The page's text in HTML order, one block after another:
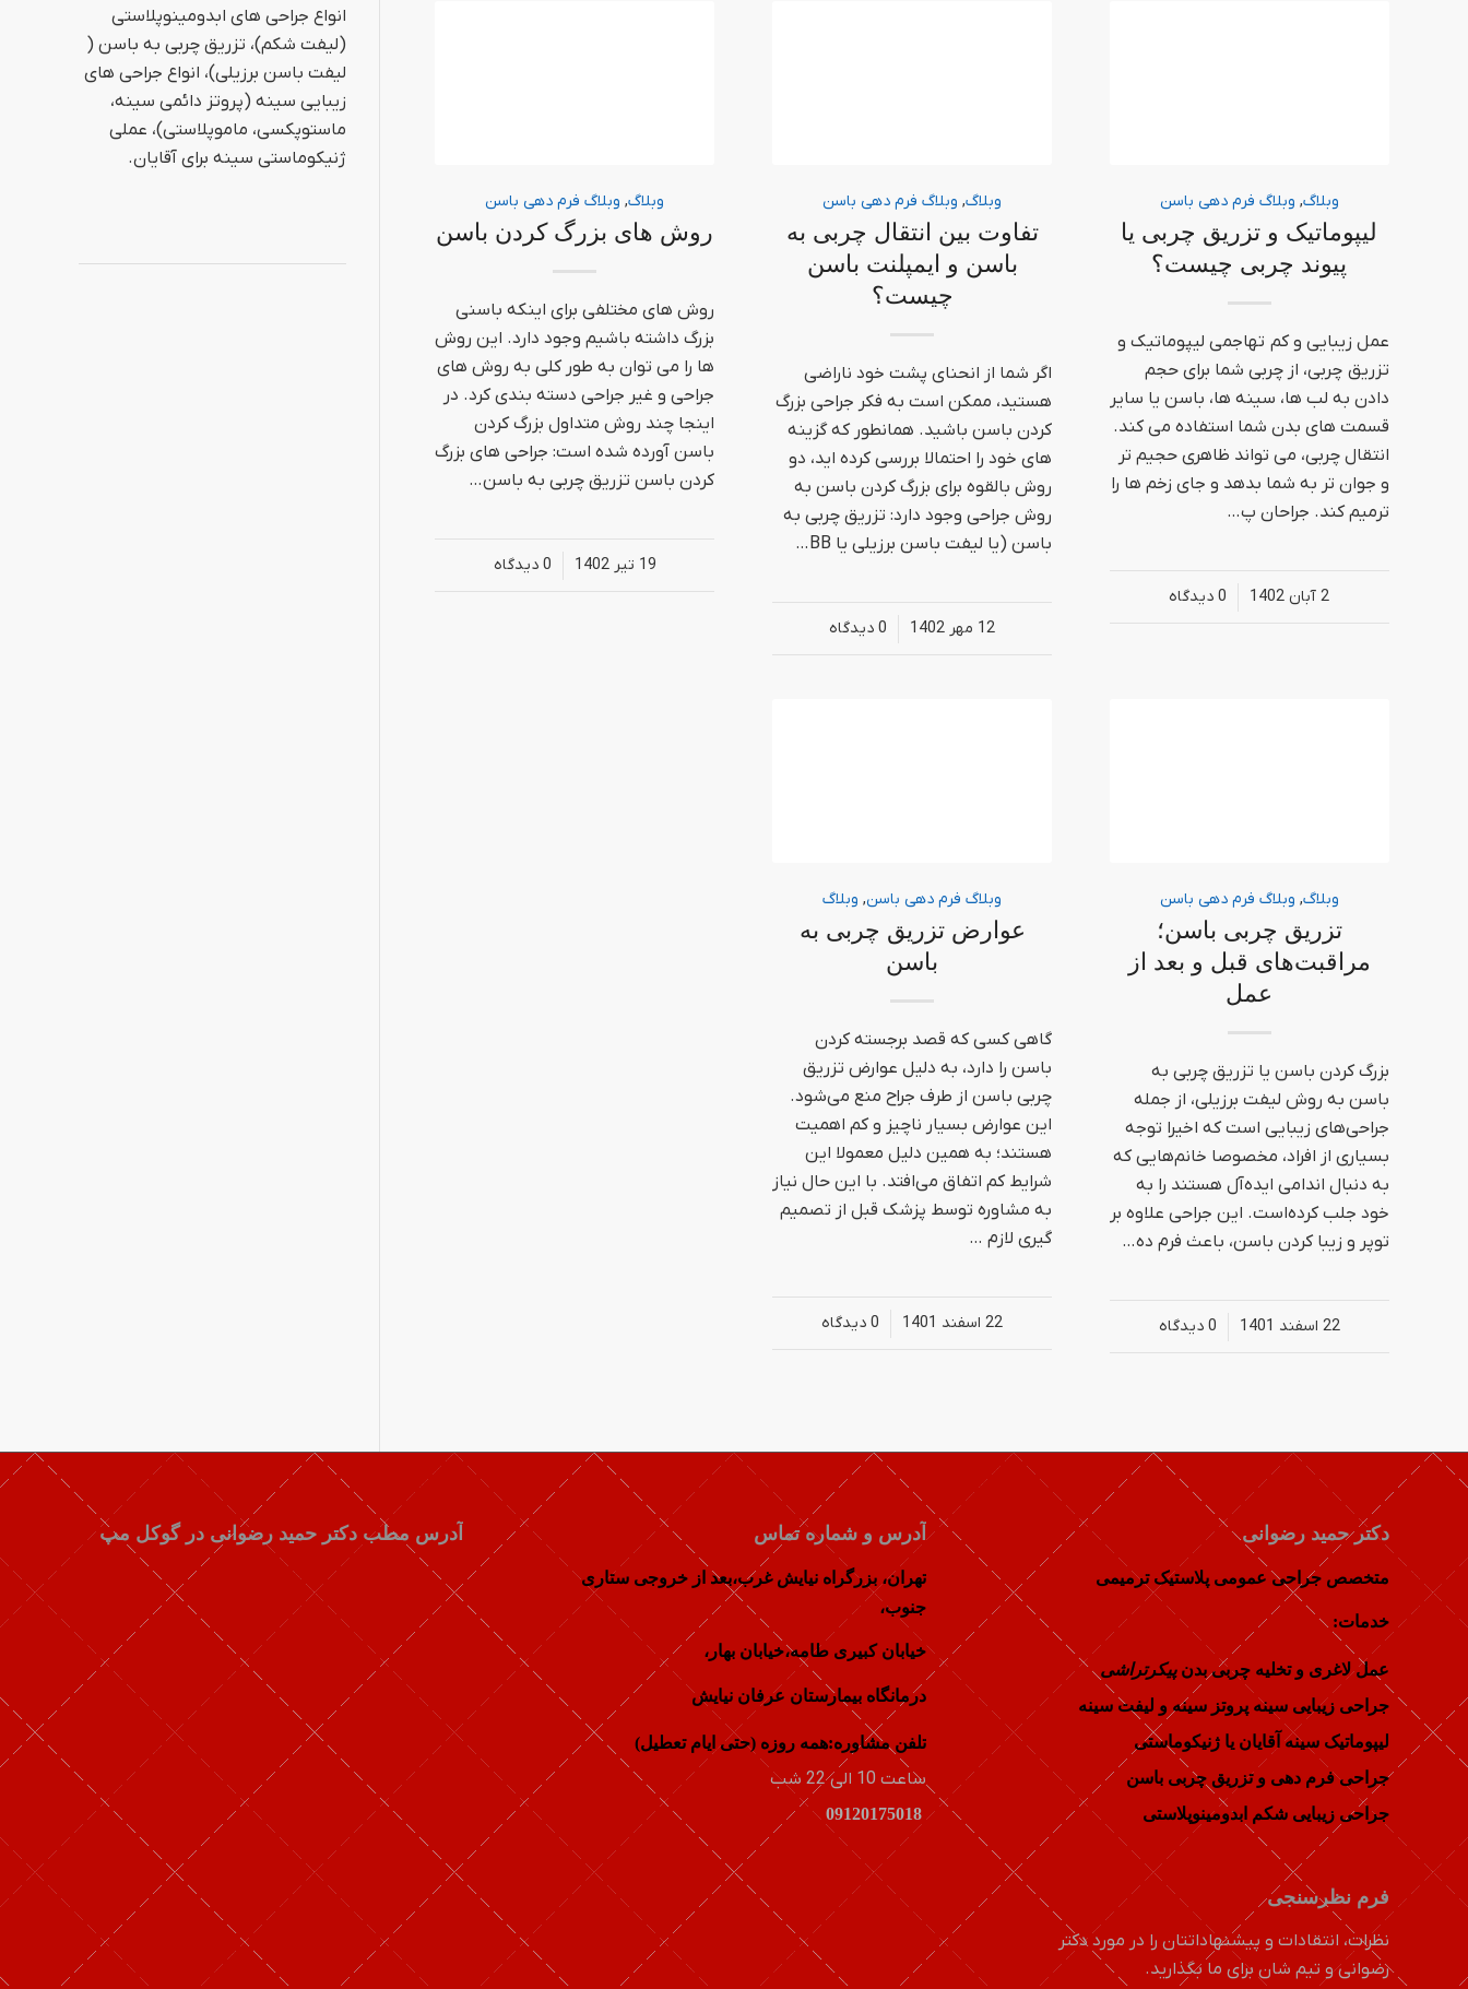
وبلاگ, وبلاگ فرم دهی باسن
لیپوماتیک و تزریق چربی یا
پیوند چربی چیست؟
عمل زیبایی و کم تهاجمی لیپوماتیک و
تزریق چربی، از چربی شما برای حجم
دادن به لب ها، سینه ها، باسن یا سایر
قسمت های بدن شما استفاده می کند.
انتقال چربی، می تواند ظاهری حجیم تر
و جوان تر به شما بدهد و جای زخم ها را
ترمیم کند. جراحان پ…
2 آبان 1402 / 0 دیدگاه‌
وبلاگ, وبلاگ فرم دهی باسن
تفاوت بین انتقال چربی به
باسن و ایمپلنت باسن
چیست؟
اگر شما از انحنای پشت خود ناراضی
هستید، ممکن است به فکر جراحی بزرگ
کردن باسن باشید. همانطور که گزینه
های خود را احتمالا بررسی کرده اید، دو
روش بالقوه برای بزرگ کردن باسن به
روش جراحی وجود دارد: تزریق چربی به
باسن (یا لیفت باسن برزیلی یا BB…
12 مهر 1402 / 0 دیدگاه‌
وبلاگ, وبلاگ فرم دهی باسن
روش های بزرگ کردن باسن
روش های مختلفی برای اینکه باسنی
بزرگ داشته باشیم وجود دارد. این روش
ها را می توان به طور کلی به روش های
جراحی و غیر جراحی دسته بندی کرد. در
اینجا چند روش متداول بزرگ کردن
باسن آورده شده است: جراحی های بزرگ
کردن باسن تزریق چربی به باسن…
19 تیر 1402 / 0 دیدگاه‌
وبلاگ, وبلاگ فرم دهی باسن
تزریق چربی باسن؛
مراقبت‌های قبل و بعد از
عمل
بزرگ کردن باسن یا تزریق چربی به
باسن به روش لیفت برزیلی، از جمله
جراحی‌های زیبایی است که اخیرا توجه
بسیاری از افراد، مخصوصا خانم‌هایی که
به دنبال اندامی ایده‌آل هستند را به
خود جلب کرده‌است. این جراحی علاوه بر
توپر و زیبا کردن باسن، باعث فرم ده…
22 اسفند 1401 / 0 دیدگاه‌
وبلاگ فرم دهی باسن, وبلاگ
عوارض تزریق چربی به
باسن
گاهی کسی که قصد برجسته کردن
باسن را دارد، به دلیل عوارض تزریق
چربی باسن از طرف جراح منع می‌شود.
این عوارض بسیار ناچیز و کم اهمیت
هستند؛ به همین دلیل معمولا این
شرایط کم اتفاق می‌افتد. با این حال نیاز
به مشاوره توسط پزشک قبل از تصمیم
گیری لازم …
22 اسفند 1401 / 0 دیدگاه‌
انواع جراحی های ابدومینوپلاستی
(لیفت شکم)، تزریق چربی به باسن (
لیفت باسن برزیلی)، انواع جراحی های
زیبایی سینه (پروتز دائمی سینه،
ماستوپکسی، ماموپلاستی)، عملی
ژنیکوماستی سینه برای آقایان.
دکتر حمید رضوانی
متخصص جراحی عمومی پلاستیک ترمیمی
خدمات:
عمل لاغری و تخلیه چربی بدن پیکرتراشی
جراحی زیبایی سینه پروتز سینه و لیفت سینه
لیپوماتیک سینه آقایان یا ژنیکوماستی
جراحی فرم دهی و تزریق چربی باسن
جراحی زیبایی شکم ابدومینوپلاستی
فرم نظرسنجی
نظرات، انتقادات و پیشنهاداتتان را در مورد دکتر
رضوانی و تیم شان برای ما بگذارید.
آدرس و شماره تماس
تهران، بزرگراه نیایش غرب،بعد از خروجی ستاری
جنوب،
خيابان كبيری طامه،خیابان بهار،
درمانگاه بیمارستان عرفان نیایش
تلفن مشاوره:همه روزه (حتی ایام تعطیل)
ساعت 10 الی 22 شب
آدرس مطب دکتر حمید رضوانی در گوکل مپ